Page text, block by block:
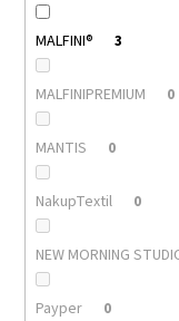
MALFINI® 3
MALFINIPREMIUM 0
MANTIS 0
NakupTextil 0
NEW MORNING
Payper 0